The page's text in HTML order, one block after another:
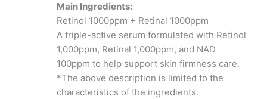
Main Ingredients:
Retinol 1000ppm + Retinal 1000ppm
A triple-active serum formulated with Retinol
1,000ppm, Retinal 1,000ppm, and NAD
100ppm to help support skin firmness care.
*The above description is limited to the
characteristics of the ingredients.